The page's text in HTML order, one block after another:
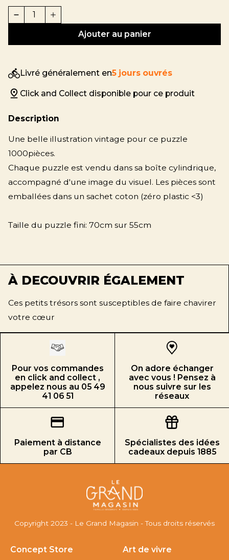
Livré généralement en5 jours ouvrés
Click and Collect disponible pour ce produit
Description
Une belle illustration vintage pour ce puzzle
1000pièces.
Chaque puzzle est vendu dans sa boîte cylindrique,
accompagné d'une image du visuel. Les pièces sont
emballées dans un sachet coton (zéro plastic <3)
Taille du puzzle fini: 70cm sur 55cm
À DECOUVRIR ÉGALEMENT
Ces petits trésors sont susceptibles de faire chavirer
votre cœur
Pour vos commandes
en click and collect ,
appelez nous au 05 49
41 06 51
On adore échanger
avec vous ! Pensez à
nous suivre sur les
réseaux
Paiement à distance
par CB
Spécialistes des idées
cadeaux depuis 1885
Copyright 2023 - Le Grand Magasin - Tous droits réservés
Concept Store
Art de vivre